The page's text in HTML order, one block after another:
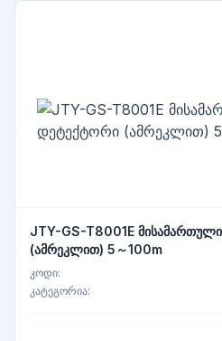
JTY-GS-T8001E
(ამრეკლით) 5～100m
კოდი:
კატეგორია: